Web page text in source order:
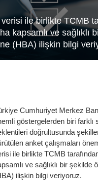
ile birlikte TCMB
kapsamlı ve sağlıklı
(HBA) ilişkin bilgi
Cumhuriyet Merkez
göstergelerden biri
doğrultusunda
anket çalışmaları
ile birlikte TCMB
ve sağlıklı bir şekilde
ilişkin bilgi veriyoruz.